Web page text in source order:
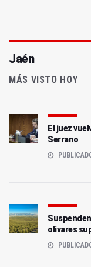
Jaén
MÁS VISTO HOY
El juez
Serrano
olivares